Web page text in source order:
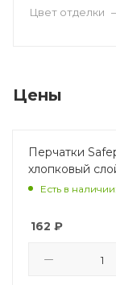
Цвет отделки
Цены
Перчатки
хлопковый
Есть в
162 ₽